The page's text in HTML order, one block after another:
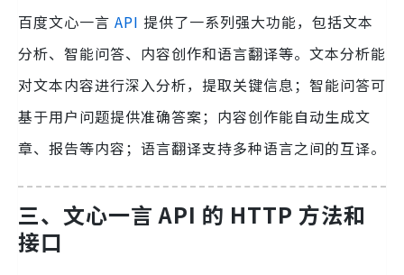
百度文心一言 API 提供了一系列强大功能，包括文本
分析、智能问答、内容创作和语言翻译等。文本分析能
对文本内容进行深入分析，提取关键信息；智能问答可
基于用户问题提供准确答案；内容创作能自动生成文
章、报告等内容；语言翻译支持多种语言之间的互译。
三、文心一言 API 的 HTTP 方法和
接口